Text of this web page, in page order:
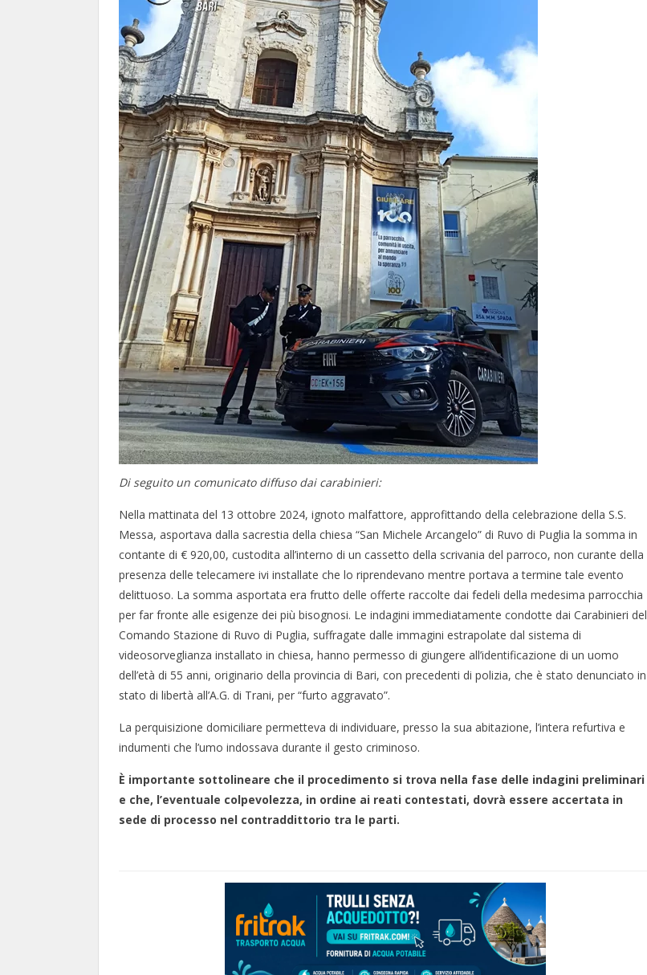
Di seguito un comunicato diffuso dai carabinieri:
Nella mattinata del 13 ottobre 2024, ignoto malfattore, approfittando della celebrazione della S.S.
Messa, asportava dalla sacrestia della chiesa “San Michele Arcangelo” di Ruvo di Puglia la somma in
contante di € 920,00, custodita all’interno di un cassetto della scrivania del parroco, non curante della
presenza delle telecamere ivi installate che lo riprendevano mentre portava a termine tale evento
delittuoso. La somma asportata era frutto delle offerte raccolte dai fedeli della medesima parrocchia
per far fronte alle esigenze dei più bisognosi. Le indagini immediatamente condotte dai Carabinieri del
Comando Stazione di Ruvo di Puglia, suffragate dalle immagini estrapolate dal sistema di
videosorveglianza installato in chiesa, hanno permesso di giungere all’identificazione di un uomo
dell’età di 55 anni, originario della provincia di Bari, con precedenti di polizia, che è stato denunciato in
stato di libertà all’A.G. di Trani, per “furto aggravato”.
La perquisizione domiciliare permetteva di individuare, presso la sua abitazione, l’intera refurtiva e
indumenti che l’umo indossava durante il gesto criminoso.
È importante sottolineare che il procedimento si trova nella fase delle indagini preliminari
e che, l’eventuale colpevolezza, in ordine ai reati contestati, dovrà essere accertata in
sede di processo nel contraddittorio tra le parti.